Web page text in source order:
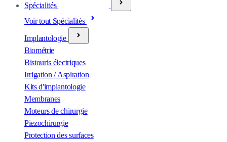
Spécialités
Voir tout Spécialités
Implantologie
Biométrie
Bistouris électriques
Irrigation / Aspiration
Kits d'implantologie
Membranes
Moteurs de chirurgie
Piezochirurgie
Protection des surfaces